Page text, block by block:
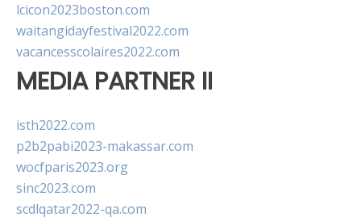
lcicon2023boston.com
waitangidayfestival2022.com
vacancesscolaires2022.com
MEDIA PARTNER II
isth2022.com
p2b2pabi2023-makassar.com
wocfparis2023.org
sinc2023.com
scdlqatar2022-qa.com